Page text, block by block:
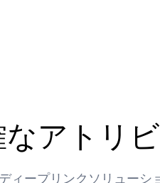
なアトリ
ィープリンクソリュー